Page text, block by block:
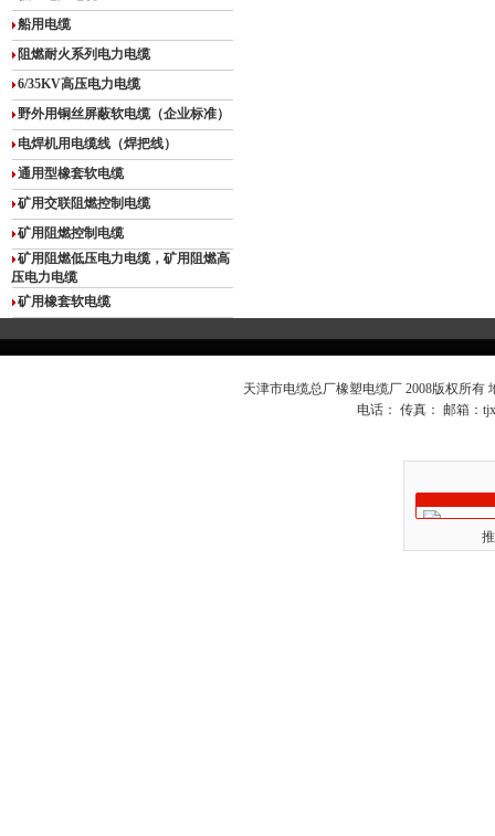
船用电缆
阻燃耐火系列电力电缆
6/35KV高压电力电缆
野外用铜丝屏蔽软电缆（企业标准）
电焊机用电缆线（焊把线）
通用型橡套软电缆
矿用交联阻燃控制电缆
矿用阻燃控制电缆
矿用阻燃低压电力电缆，矿用阻燃高
压电力电缆
矿用橡套软电缆
天津市电缆总厂橡塑电缆厂 2008版权所
电话： 传真： 邮箱：